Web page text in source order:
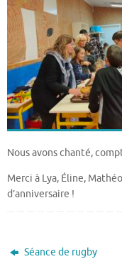
Nous avons chanté,
Merci à Lya, Éline,
d’anniversaire !
Séance de rugby